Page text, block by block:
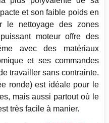
et son faible poids en
le nettoyage des zones
moteur offre des
avec des matériaux
et ses commandes
travailler sans contrainte.
ronde) est idéale pour le
mais aussi partout où le
très facile à manier.